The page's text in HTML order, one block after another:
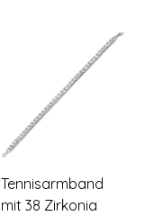
Tennisarmband
mit 38 Zirkonia